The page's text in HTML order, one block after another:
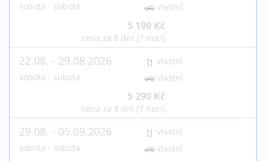
sobota - sobota
vlastní
5 190 Kč
cena za 8 dní (7 nocí)
22.08. - 29.08.2026
sobota - sobota
vlastní
vlastní
5 290 Kč
cena za 8 dní (7 nocí)
29.08. - 05.09.2026
sobota - sobota
vlastní
vlastní